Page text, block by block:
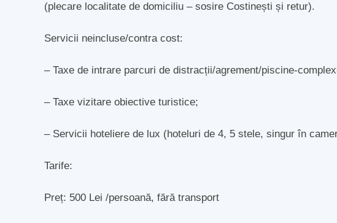
(plecare localitate de domiciliu – sosire Costinești și retur).
Servicii neincluse/contra cost:
– Taxe de intrare parcuri de distracții/agrement/piscine-
– Taxe vizitare obiective turistice;
– Servicii hoteliere de lux (hoteluri de 4, 5 stele, singur în
Tarife:
Preț: 500 Lei /persoană, fără transport